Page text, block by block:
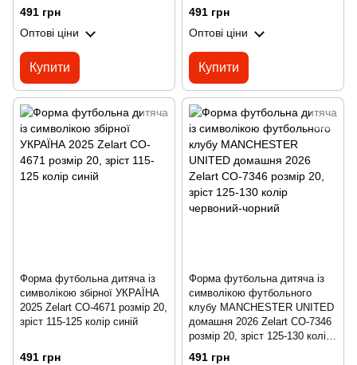
білий
491 грн
Оптові ціни
Купити
491 грн
Оптові ціни
Купити
Форма футбольна дитяча із
символікою збірної УКРАЇНА
2025 Zelart CO-4671 розмір 20,
зріст 115-125 колір синій
491 грн
Форма футбольна дитяча із
символікою футбольного
клубу MANCHESTER UNITED
домашня 2026 Zelart CO-7346
розмір 20, зріст 125-130 колір
червоний-чорний
491 грн